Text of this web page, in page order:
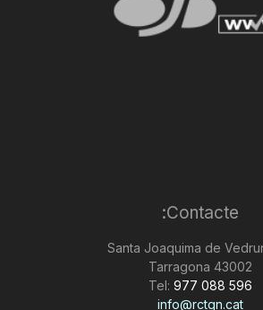
Contacte:
Santa Joaquima de
43002 Tarragona
Tel: 977 088 596
info@rctgn.cat